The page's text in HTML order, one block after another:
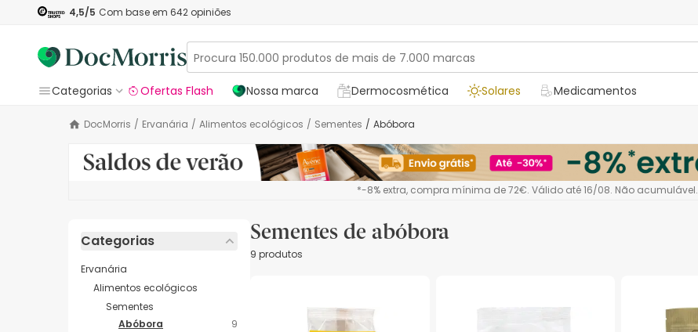
4,5/5 Com base em 642 opiniões
Categorias
Ofertas Flash Nossa marca Dermocosmética Solares Medicamentos
DocMorris / Ervanária / Alimentos ecológicos / Sementes / Abóbora
*-8% extra, compra mínima de 72€. Válido até 16/08. Não acumulável.
Categorias
Ervanária
Alimentos ecológicos
Sementes
Abóbora
9
Sementes de abóbora
9 produtos